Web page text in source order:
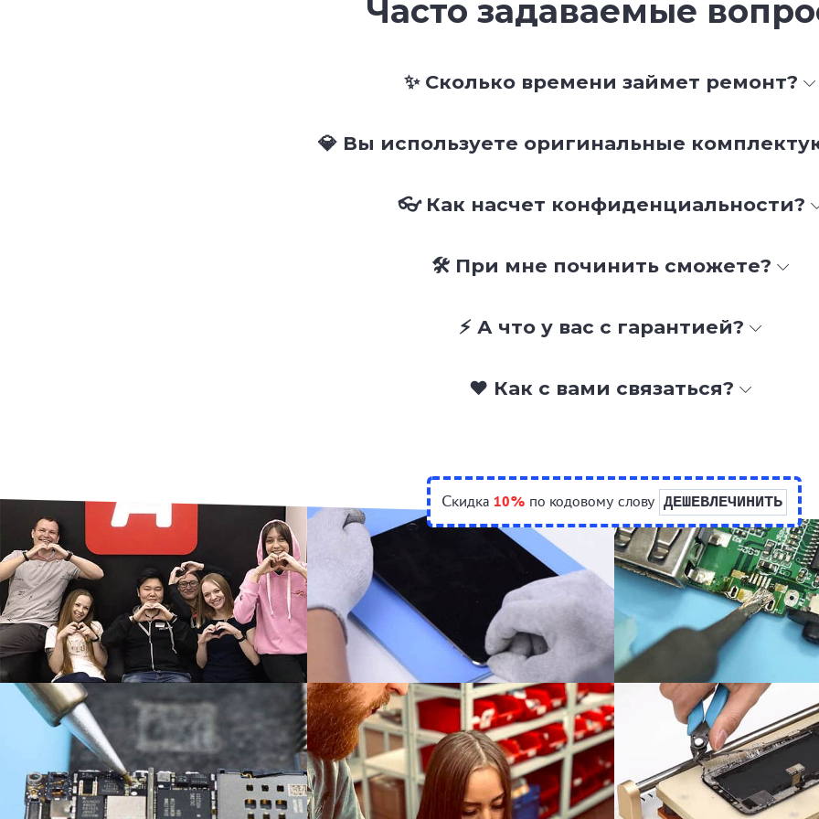
Часто задаваемые
✨ Сколько времени займет ремонт?
💎 Вы используете оригинальные
👓 Как насчет конфиденциальности?
🛠 При мне починить сможете?
⚡ А что у вас с гарантией?
❤️ Как с вами связаться?
Скидка 10% по кодовому слову ДЕШЕВЛЕЧИНИТЬ